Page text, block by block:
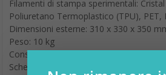
Filamenti di stampa sperimentali:
Poliuretano Termoplastico (TPU), PET,
Dimensioni esterne: 310 x 330 x 350
Peso: 10 kg
Consumo: 65 watt
Scheda elettronica compatibile Arduino